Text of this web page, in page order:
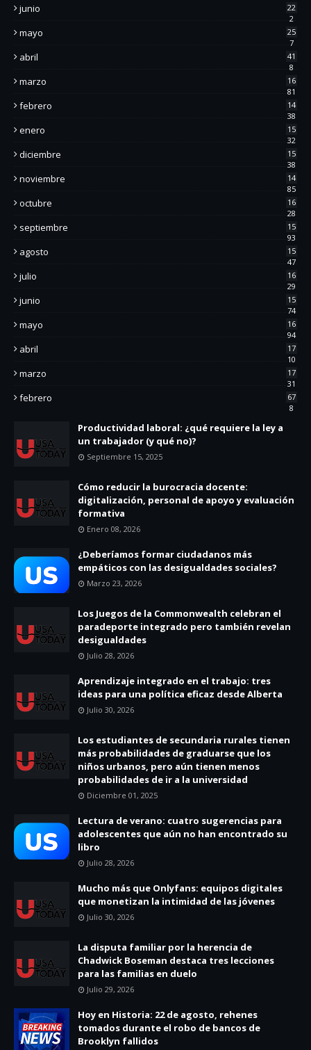
junio
22
2
mayo
25
7
abril
41
8
marzo
16
81
febrero
14
38
enero
15
32
diciembre
15
38
noviembre
14
85
octubre
16
28
septiembre
15
93
agosto
15
47
julio
16
29
junio
15
74
mayo
16
94
abril
17
10
marzo
17
31
febrero
67
8
Productividad laboral: ¿qué requiere la ley a
un trabajador (y qué no)?
Septiembre 15, 2025
Cómo reducir la burocracia docente:
digitalización, personal de apoyo y evaluación
formativa
Enero 08, 2026
¿Deberíamos formar ciudadanos más
empáticos con las desigualdades sociales?
Marzo 23, 2026
Los Juegos de la Commonwealth celebran el
paradeporte integrado pero también revelan
desigualdades
Julio 28, 2026
Aprendizaje integrado en el trabajo: tres
ideas para una política eficaz desde Alberta
Julio 30, 2026
Los estudiantes de secundaria rurales tienen
más probabilidades de graduarse que los
niños urbanos, pero aún tienen menos
probabilidades de ir a la universidad
Diciembre 01, 2025
Lectura de verano: cuatro sugerencias para
adolescentes que aún no han encontrado su
libro
Julio 28, 2026
Mucho más que Onlyfans: equipos digitales
que monetizan la intimidad de las jóvenes
Julio 30, 2026
La disputa familiar por la herencia de
Chadwick Boseman destaca tres lecciones
para las familias en duelo
Julio 29, 2026
Hoy en Historia: 22 de agosto, rehenes
tomados durante el robo de bancos de
Brooklyn fallidos